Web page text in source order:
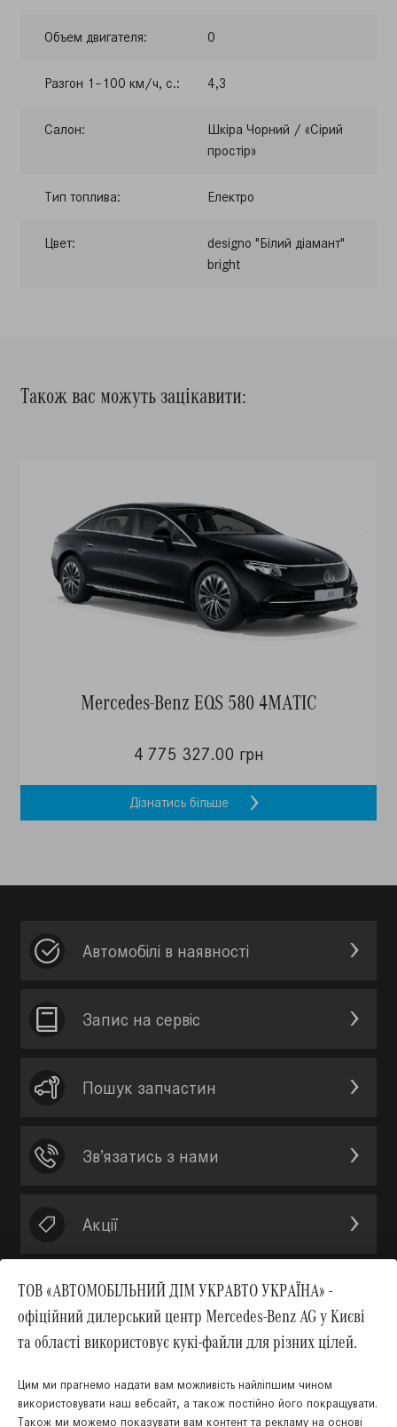
Объем двигателя: 0
Разгон 1–100 км/ч, с.: 4,3
Салон:
Шкіра Чорний / «Сірий
простір»
Тип топлива: Електро
Цвет:
designo "Білий діамант"
bright
Також вас можуть зацікавити:
Mercedes-Benz EQS 580 4MATIC
4 775 327.00 грн
Дізнатись більше
ТОВ «АВТОМОБІЛЬНИЙ ДІМ УКРАВТО УКРАЇНА» -
офіційний дилерський центр Mercedes-Benz AG у Києві
та області використовує кукі-файли для різних цілей.
Цим ми прагнемо надати вам можливість найліпшим чином
використовувати наш вебсайт, а також постійно його покращувати.
Також ми можемо показувати вам контент та рекламу на основі
Автомобілі в наявності
Запис на сервic
Пошук запчастин
Зв’язатись з нами
Акції
Вгору